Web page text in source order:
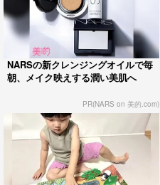
NARSの新クレンジングオイルで毎
朝、メイク映えする潤い美肌へ
PR(NARS on 美的.com)